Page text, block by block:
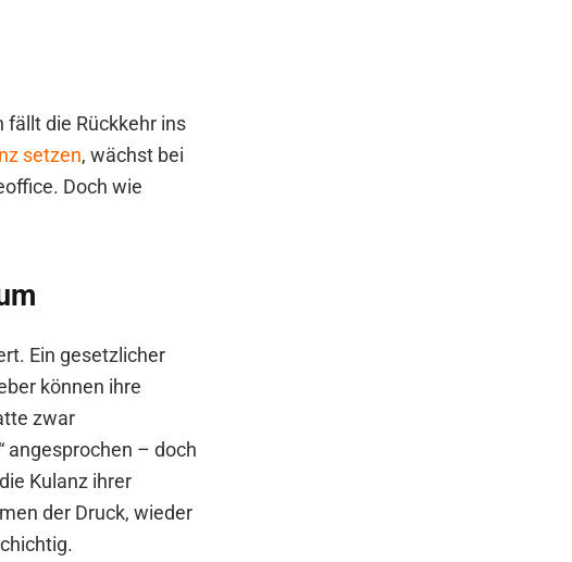
fällt die Rückkehr ins
setzen, wächst bei
Doch wie
Ein gesetzlicher
können ihre
zwar
angesprochen – doch
Kulanz ihrer
der Druck, wieder